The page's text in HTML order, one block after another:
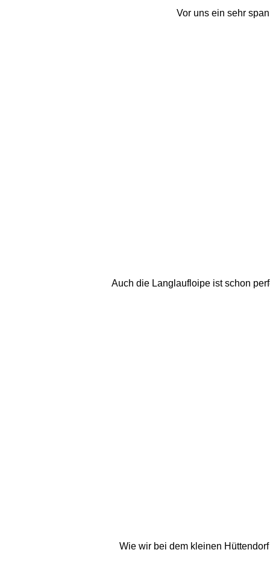
Vor uns ein sehr
Wie wir bei dem kleinen
Auch die Langlaufloipe ist schon